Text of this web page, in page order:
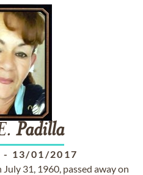
Padilla
- 13/01/2017
July 31, 1960, passed away on